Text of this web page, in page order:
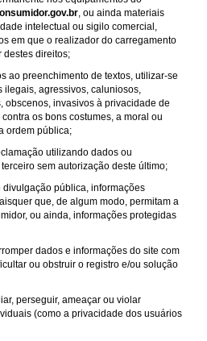
, ou ainda materiais
intelectual ou sigilo comercial,
em que o realizador do carregamento
destes direitos;
ao preenchimento de textos, utilizar-se
ilegais, agressivos, caluniosos,
obscenos, invasivos à privacidade de
os bons costumes, a moral ou
ordem pública;
utilizando dados ou
sem autorização deste último;
divulgação pública, informações
que, de algum modo, permitam a
ou ainda, informações protegidas
dados e informações do site com
ou obstruir o registro e/ou solução
perseguir, ameaçar ou violar
(como a privacidade dos usuários